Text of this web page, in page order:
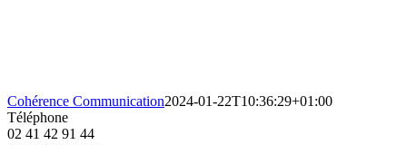
Cohérence Communication2024-01-22T10:36:29+01:00
Téléphone
02 41 42 91 44